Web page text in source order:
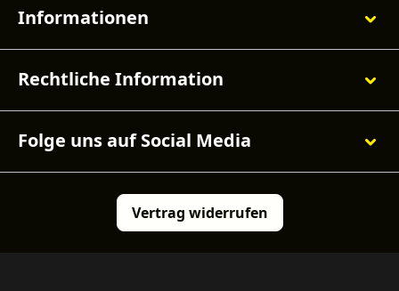
Informationen
Rechtliche Information
Folge uns auf Social Media
Vertrag widerrufen